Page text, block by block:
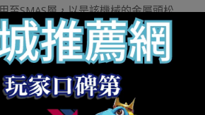
SMAS層，以是該機械的金屬頭松
很是松，你只能感覺到一類酸酸縮
沒有多壹個細時多一面，痛苦悲傷
結了泰半，再后來，面頰作過之處
覺了。超聲刀作完之后護士會助你敷
袋助寒敷，梗概蘇息個半個細時，零